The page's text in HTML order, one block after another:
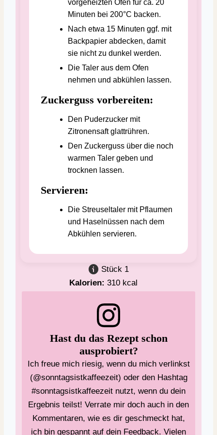
vorgeheizten Ofen für ca. 20
Minuten bei 200°C backen.
Nach etwa 15 Minuten ggf. mit
Backpapier abdecken, damit
sie nicht zu dunkel werden.
Die Taler aus dem Ofen
nehmen und abkühlen lassen.
Zuckerguss vorbereiten:
Den Puderzucker mit
Zitronensaft glattrühren.
Den Zuckerguss über die noch
warmen Taler geben und
trocknen lassen.
Servieren:
Die Streuseltaler mit Pflaumen
und Haselnüssen nach dem
Abkühlen servieren.
Stück 1
Kalorien:310 kcal
Hast du das Rezept schon
ausprobiert?
Ich freue mich riesig, wenn du mich verlinkst
(@sonntagsistkaffeezeit) oder den Hashtag
#sonntagsistkaffeezeit nutzt, wenn du dein
Ergebnis teilst! Verrate mir doch auch in den
Kommentaren, wie es dir geschmeckt hat,
ich bin gespannt auf dein Feedback. Vielen